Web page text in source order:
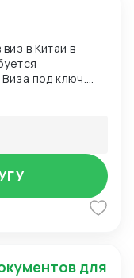
в Китай в
под ключ.
загранпаспорт